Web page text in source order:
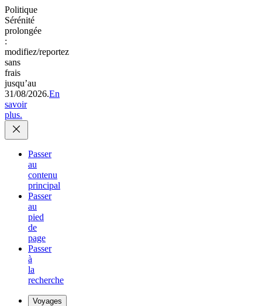
Politique
Sérénité
prolongée
:
modifiez/reportez
sans
frais
jusqu’au
31/08/2026.En
savoir
plus.
Passer
au
contenu
principal
Passer
au
pied
de
page
Passer
à
la
recherche
Voyages